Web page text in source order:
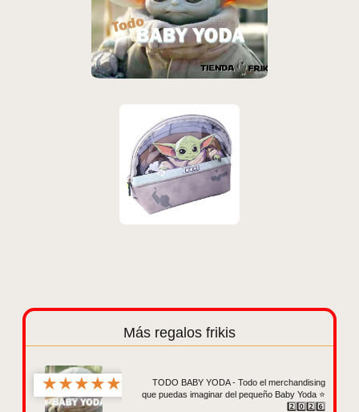
Más regalos frikis
★★★★★
TODO BABY YODA - Todo el merchandising
que puedas imaginar del pequeño Baby Yoda ⭐
2️⃣0️⃣2️⃣6️⃣